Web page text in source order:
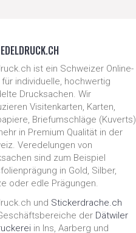
ist ein Schweizer Online-
individuelle, hochwertig
Drucksachen. Wir
Visitenkarten, Karten,
Briefumschläge (Kuverts)
in Premium Qualität in der
Veredelungen von
sind zum Beispiel
in Gold, Silber,
oder edle Prägungen.
und Stickerdrache.ch
der Dätwiler
in Ins, Aarberg und